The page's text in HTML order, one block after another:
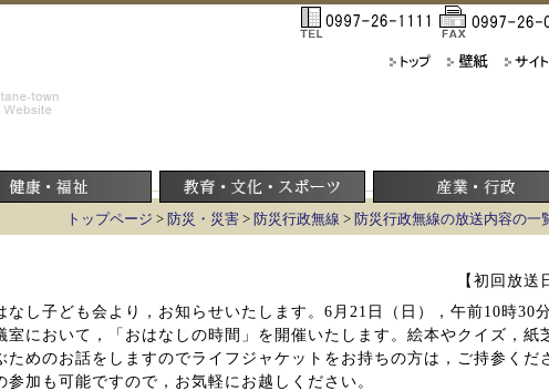
トップページ > 防災・災害 > 防災行政無線 > 防災行政無線の放送内容の一
【初回放送
なし子ども会より，お知らせいたします。6月21日（日），午前10時30
室において，「おはなしの時間」を開催いたします。絵本やクイズ，紙
ためのお話をしますのでライフジャケットをお持ちの方は，ご持参くだ
参加も可能ですので，お気軽にお越しください。